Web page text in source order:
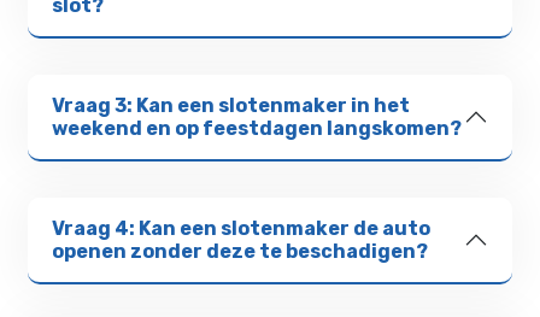
slot?
Vraag 3: Kan een slotenmaker in het
weekend en op feestdagen langskomen?
Vraag 4: Kan een slotenmaker de auto
openen zonder deze te beschadigen?